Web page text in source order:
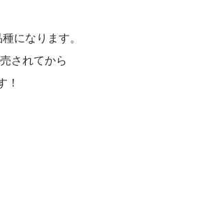
になります。
されてから
！